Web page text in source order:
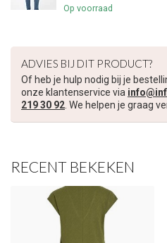
Op voorraad
ADVIES BIJ DIT PRODUCT?
Of heb je hulp nodig bij je
onze klantenservice via
219 30 92. We helpen je graag
RECENT BEKEKEN